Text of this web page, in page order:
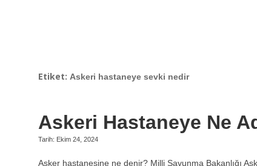
Etiket: Askeri hastaneye sevki nedir
Askeri Hastaneye Ne
Tarih: Ekim 24, 2024
Asker hastanesine ne denir? Milli Savunma Bakanlığı